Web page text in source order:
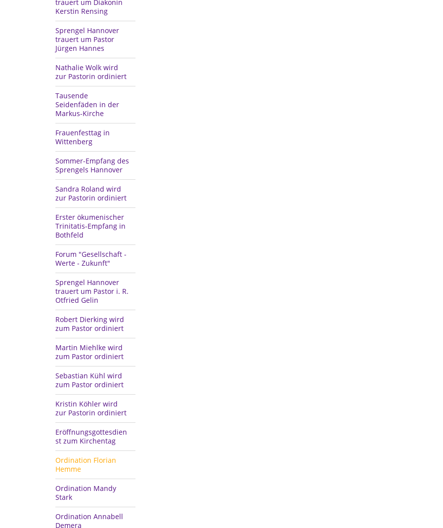
trauert um Diakonin
Kerstin Rensing
Sprengel Hannover
trauert um Pastor
Jürgen Hannes
Nathalie Wolk wird
zur Pastorin ordiniert
Tausende
Seidenfäden in der
Markus-Kirche
Frauenfesttag in
Wittenberg
Sommer-Empfang des
Sprengels Hannover
Sandra Roland wird
zur Pastorin ordiniert
Erster ökumenischer
Trinitatis-Empfang in
Bothfeld
Forum "Gesellschaft -
Werte - Zukunft"
Sprengel Hannover
trauert um Pastor i. R.
Otfried Gelin
Robert Dierking wird
zum Pastor ordiniert
Martin Miehlke wird
zum Pastor ordiniert
Sebastian Kühl wird
zum Pastor ordiniert
Kristin Köhler wird
zur Pastorin ordiniert
Eröffnungsgottesdien
st zum Kirchentag
Ordination Florian
Hemme
Ordination Mandy
Stark
Ordination Annabell
Demera